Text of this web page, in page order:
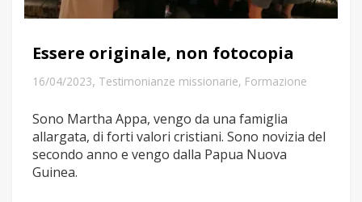
Essere originale, non fotocopia
16/04/2023, Testimonianze missionarie, Formazione
Sono Martha Appa, vengo da una famiglia
allargata, di forti valori cristiani. Sono novizia del
secondo anno e vengo dalla Papua Nuova
Guinea.